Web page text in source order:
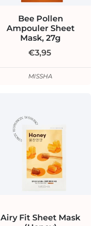
Bee Pollen
Ampouler Sheet
Mask, 27g
€3,95
MISSHA
Airy Fit Sheet Mask